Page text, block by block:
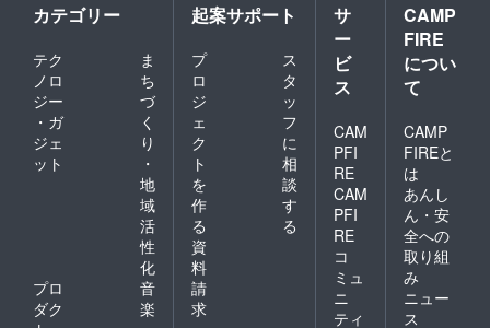
カテゴリー
テク
ノロ
ジー
・ガ
ジェ
ット
ま
ち
づ
く
り
・
地
域
活
性
化
プロ
ダク
音
楽
起案サポート
プ
ロ
ジ
ェ
ク
ト
を
作
る
ス
タ
ッ
フ
に
相
談
す
る
資
料
請
求
サ
ー
ビ
ス
CAM
PFI
RE
CAM
PFI
RE
コ
ミュ
ニ
ティ
CAMP
FIRE
につい
て
CAMP
FIREと
は
あんし
ん・安
全への
取り組
み
ニュー
ス